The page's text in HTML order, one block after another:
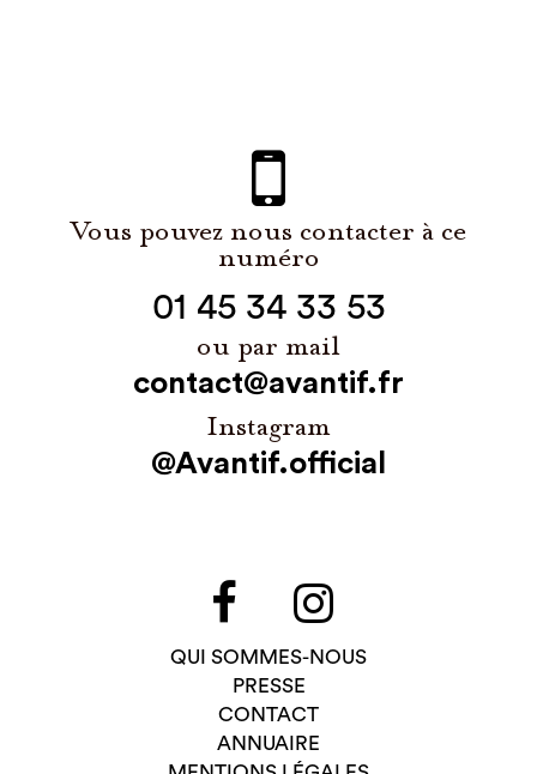
Vous pouvez nous contacter à ce
numéro
01 45 34 33 53
ou par mail
contact@avantif.fr
Instagram
@Avantif.official
QUI SOMMES-NOUS
PRESSE
CONTACT
ANNUAIRE